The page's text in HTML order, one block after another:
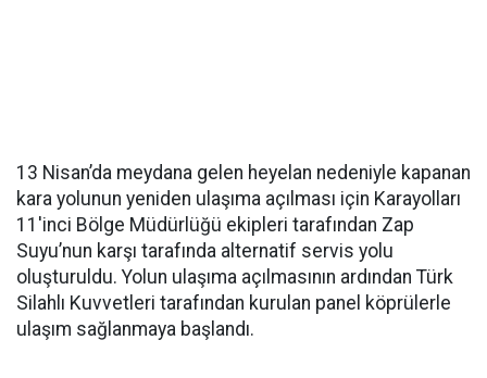
13 Nisan’da meydana gelen heyelan nedeniyle kapanan
kara yolunun yeniden ulaşıma açılması için Karayolları
11'inci Bölge Müdürlüğü ekipleri tarafından Zap
Suyu’nun karşı tarafında alternatif servis yolu
oluşturuldu. Yolun ulaşıma açılmasının ardından Türk
Silahlı Kuvvetleri tarafından kurulan panel köprülerle
ulaşım sağlanmaya başlandı.